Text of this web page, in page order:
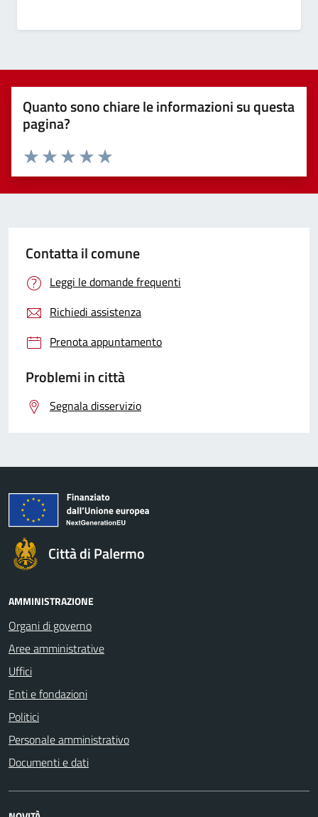
Quanto sono chiare le informazioni su questa
pagina?
Valuta 5 stelle su 5
Valuta 4 stelle su 5
Valuta 3 stelle su 5
Valuta 2 stelle su 5
Valuta 1 stelle su 5
Contatta il comune
Leggi le domande frequenti
Richiedi assistenza
Prenota appuntamento
Problemi in città
Segnala disservizio
Città di Palermo
AMMINISTRAZIONE
Organi di governo
Aree amministrative
Uffici
Enti e fondazioni
Politici
Personale amministrativo
Documenti e dati